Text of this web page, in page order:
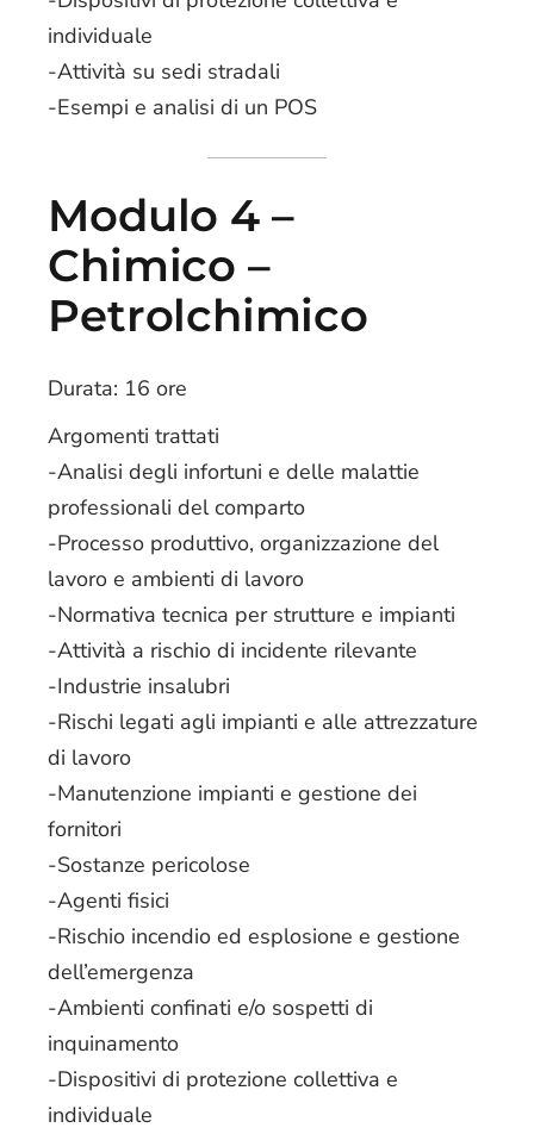
individuale
-Attività su sedi stradali
-Esempi e analisi di un POS
Modulo 4 –
Chimico –
Petrolchimico
Durata: 16 ore
Argomenti trattati
-Analisi degli infortuni e delle malattie
professionali del comparto
-Processo produttivo, organizzazione del
lavoro e ambienti di lavoro
-Normativa tecnica per strutture e impianti
-Attività a rischio di incidente rilevante
-Industrie insalubri
-Rischi legati agli impianti e alle attrezzature
di lavoro
-Manutenzione impianti e gestione dei
fornitori
-Sostanze pericolose
-Agenti fisici
-Rischio incendio ed esplosione e gestione
dell’emergenza
-Ambienti confinati e/o sospetti di
inquinamento
-Dispositivi di protezione collettiva e
individuale